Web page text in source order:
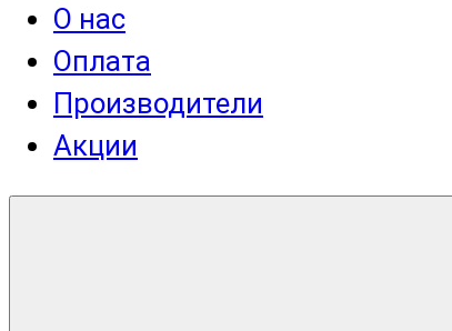
О нас
Оплата
Производители
Акции